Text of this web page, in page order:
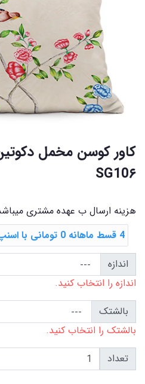
کاور کوسن مخمل
SG10۶
هزینه ارسال ب عهده مشتری
4 قسط ماهانه 0 تومانی با اسنپ ‌پی
اندازه
اندازه را انتخاب کنید.
بالشتک
بالشتک را انتخاب کنید.
تعداد